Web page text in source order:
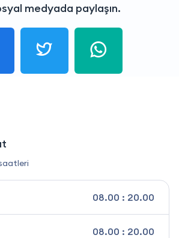
medyada paylaşın.
08.00 : 20.00
08.00 : 20.00